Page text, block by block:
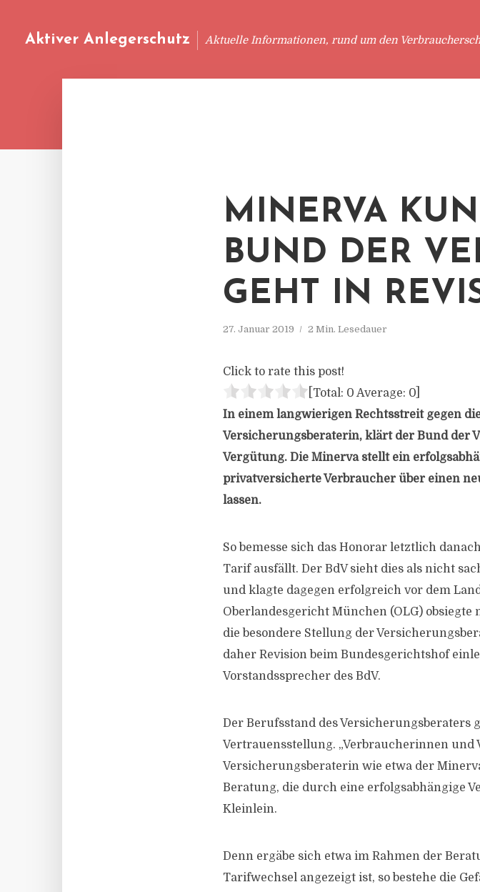
Aktiver Anlegerschutz Aktuelle Informationen, rund um den
MINERVA
BUND DER
GEHT IN
27. Januar 2019 2 Min. Lesedauer
Click to rate this post!
[Total: 0 Average: 0
In einem langwierigen Rechtsstreit gegen
Versicherungsberaterin, klärt der Bund der
Vergütung. Die Minerva stellt ein
privatversicherte Verbraucher über einen
lassen.
So bemesse sich das Honorar letztlich
Tarif ausfällt. Der BdV sieht dies als nicht
und klagte dagegen erfolgreich vor dem
Oberlandesgericht München (OLG)
die besondere Stellung der
daher Revision beim Bundesgerichtshof
Vorstandssprecher des BdV.
Der Berufsstand des Versicherungsberaters
Vertrauensstellung. „Verbraucherinnen
Versicherungsberaterin wie etwa der
Beratung, die durch eine erfolgsabhängige
Kleinlein.
Denn ergäbe sich etwa im Rahmen der
Tarifwechsel angezeigt ist, so bestehe die